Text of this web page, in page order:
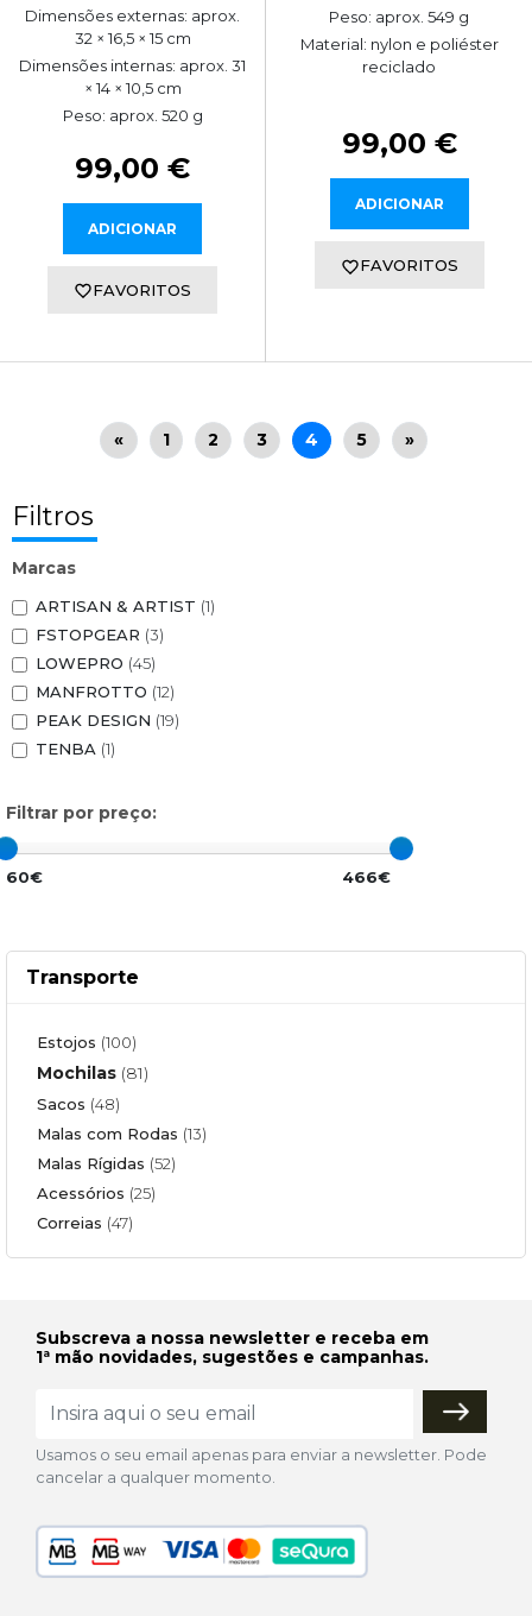
Filtros
Marcas
ARTISAN & ARTIST (1)
FSTOPGEAR (3)
LOWEPRO (45)
MANFROTTO (12)
PEAK DESIGN (19)
TENBA (1)
Filtrar por preço:
60€ 466€
Transporte
Estojos (100)
Mochilas (81)
Sacos (48)
Malas com Rodas (13)
Malas Rígidas (52)
Acessórios (25)
Correias (47)
Dimensões externas: aprox.
32 × 16,5 × 15 cm
Dimensões internas: aprox. 31
× 14 × 10,5 cm
Peso: aprox. 520 g
99,00 €
ADICIONAR
FAVORITOS
Peso: aprox. 549 g
Material: nylon e poliéster
reciclado
99,00 €
ADICIONAR
FAVORITOS
« 1 2 3 4 5 »
Subscreva a nossa newsletter e receba em
1ª mão novidades, sugestões e campanhas.
Usamos o seu email apenas para enviar a newsletter. Pode
cancelar a qualquer momento.